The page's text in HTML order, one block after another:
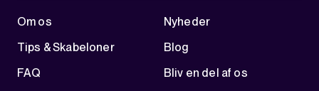
Om os
Nyheder
Tips & Skabeloner
Blog
FAQ
Bliv en del af os